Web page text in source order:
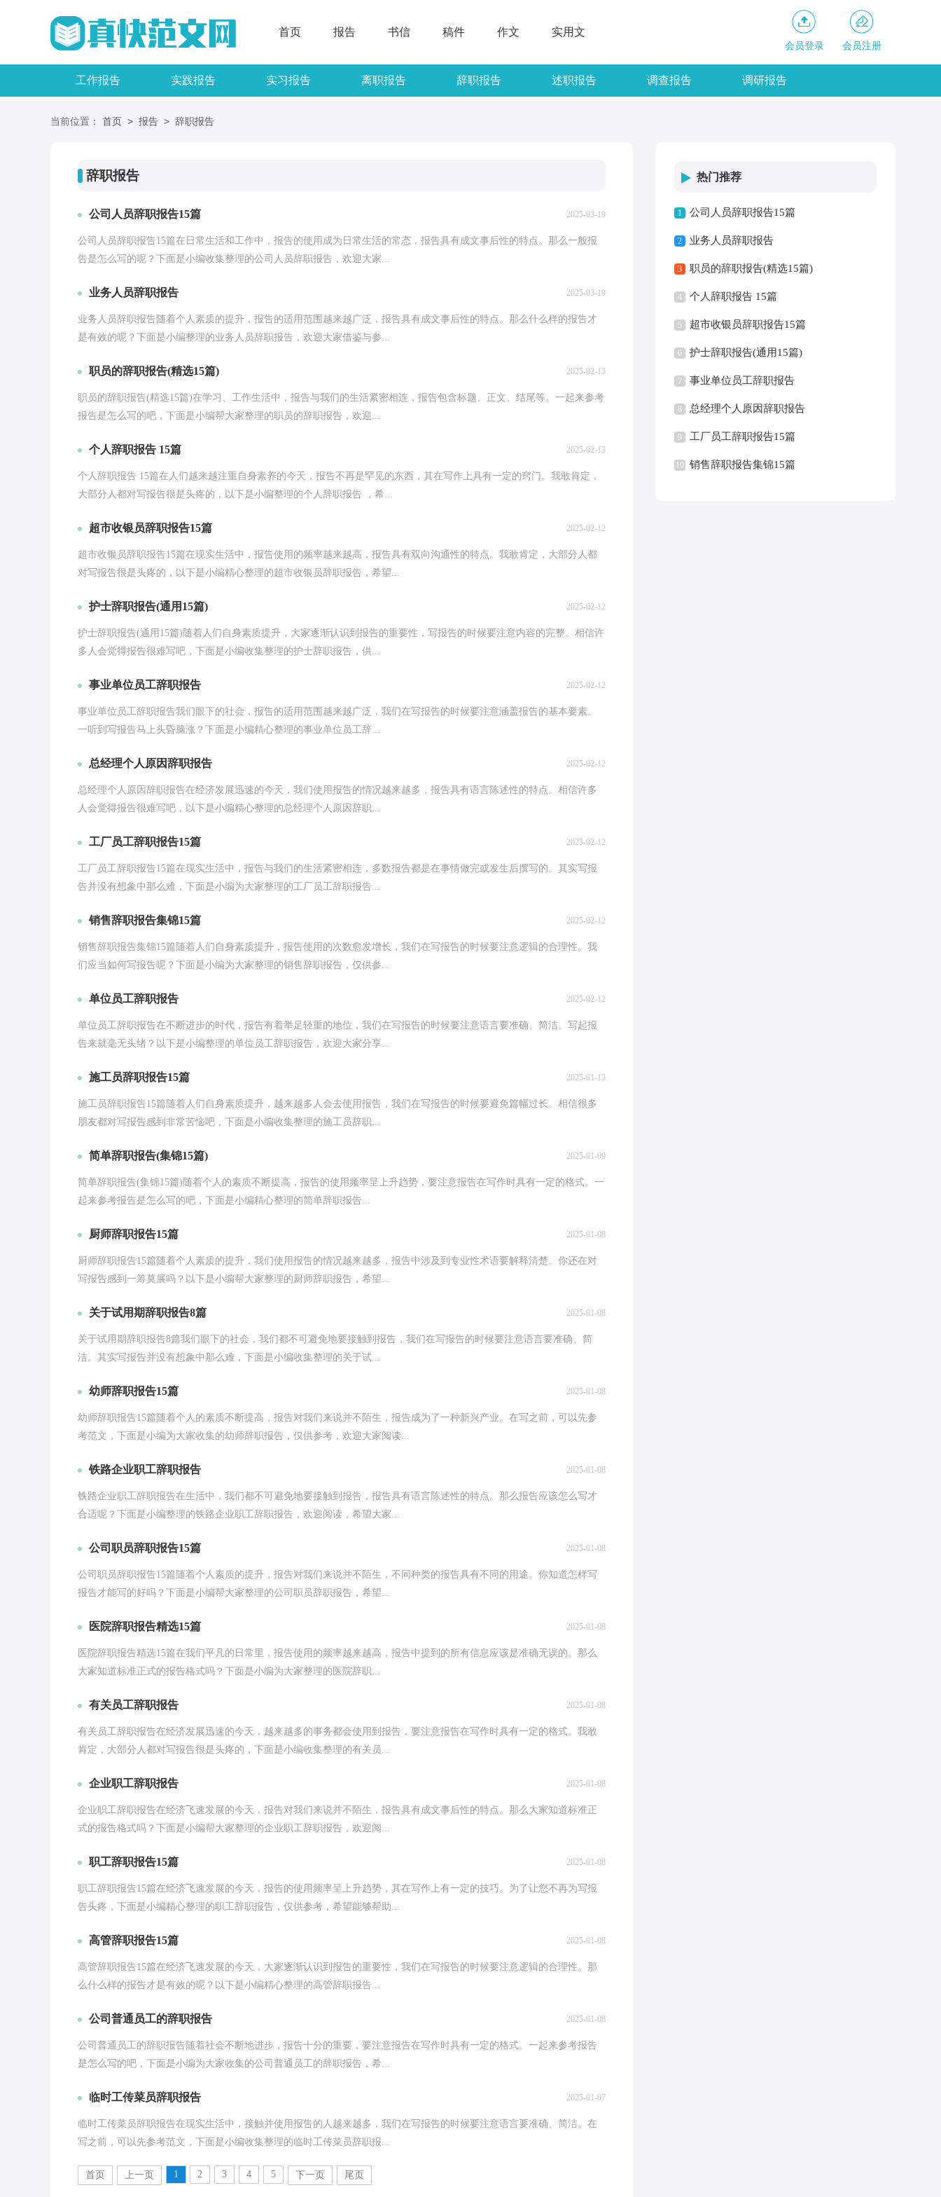
首页 报告 书信 稿件 作文 实用文
会员登录 会员注册
工作报告 实践报告 实习报告 离职报告 辞职报告 述职报告 调查报告 调研报告
当前位置： 首页 > 报告 > 辞职报告
辞职报告
公司人员辞职报告15篇 2025-03-19
公司人员辞职报告15篇在日常生活和工作中，报告的使用成为日常生活的常态，报告具有成文事后性的特点。那么一般报
告是怎么写的呢？下面是小编收集整理的公司人员辞职报告，欢迎大家...
业务人员辞职报告 2025-03-19
业务人员辞职报告随着个人素质的提升，报告的适用范围越来越广泛，报告具有成文事后性的特点。那么什么样的报告才
是有效的呢？下面是小编整理的业务人员辞职报告，欢迎大家借鉴与参...
职员的辞职报告(精选15篇) 2025-02-13
职员的辞职报告(精选15篇)在学习、工作生活中，报告与我们的生活紧密相连，报告包含标题、正文、结尾等。一起来参考
报告是怎么写的吧，下面是小编帮大家整理的职员的辞职报告，欢迎...
个人辞职报告 15篇 2025-02-13
个人辞职报告 15篇在人们越来越注重自身素养的今天，报告不再是罕见的东西，其在写作上具有一定的窍门。我敢肯定，
大部分人都对写报告很是头疼的，以下是小编整理的个人辞职报告 ，希...
超市收银员辞职报告15篇 2025-02-12
超市收银员辞职报告15篇在现实生活中，报告使用的频率越来越高，报告具有双向沟通性的特点。我敢肯定，大部分人都
对写报告很是头疼的，以下是小编精心整理的超市收银员辞职报告，希望...
护士辞职报告(通用15篇) 2025-02-12
护士辞职报告(通用15篇)随着人们自身素质提升，大家逐渐认识到报告的重要性，写报告的时候要注意内容的完整。相信许
多人会觉得报告很难写吧，下面是小编收集整理的护士辞职报告，供...
事业单位员工辞职报告 2025-02-12
事业单位员工辞职报告我们眼下的社会，报告的适用范围越来越广泛，我们在写报告的时候要注意涵盖报告的基本要素。
一听到写报告马上头昏脑涨？下面是小编精心整理的事业单位员工辞...
总经理个人原因辞职报告 2025-02-12
总经理个人原因辞职报告在经济发展迅速的今天，我们使用报告的情况越来越多，报告具有语言陈述性的特点。相信许多
人会觉得报告很难写吧，以下是小编精心整理的总经理个人原因辞职...
工厂员工辞职报告15篇 2025-02-12
工厂员工辞职报告15篇在现实生活中，报告与我们的生活紧密相连，多数报告都是在事情做完或发生后撰写的。其实写报
告并没有想象中那么难，下面是小编为大家整理的工厂员工辞职报告...
销售辞职报告集锦15篇 2025-02-12
销售辞职报告集锦15篇随着人们自身素质提升，报告使用的次数愈发增长，我们在写报告的时候要注意逻辑的合理性。我
们应当如何写报告呢？下面是小编为大家整理的销售辞职报告，仅供参...
单位员工辞职报告 2025-02-12
单位员工辞职报告在不断进步的时代，报告有着举足轻重的地位，我们在写报告的时候要注意语言要准确、简洁。写起报
告来就毫无头绪？以下是小编整理的单位员工辞职报告，欢迎大家分享...
施工员辞职报告15篇 2025-01-13
施工员辞职报告15篇随着人们自身素质提升，越来越多人会去使用报告，我们在写报告的时候要避免篇幅过长。相信很多
朋友都对写报告感到非常苦恼吧，下面是小编收集整理的施工员辞职...
简单辞职报告(集锦15篇) 2025-01-09
简单辞职报告(集锦15篇)随着个人的素质不断提高，报告的使用频率呈上升趋势，要注意报告在写作时具有一定的格式。一
起来参考报告是怎么写的吧，下面是小编精心整理的简单辞职报告...
厨师辞职报告15篇 2025-01-08
厨师辞职报告15篇随着个人素质的提升，我们使用报告的情况越来越多，报告中涉及到专业性术语要解释清楚。你还在对
写报告感到一筹莫展吗？以下是小编帮大家整理的厨师辞职报告，希望...
关于试用期辞职报告8篇 2025-01-08
关于试用期辞职报告8篇我们眼下的社会，我们都不可避免地要接触到报告，我们在写报告的时候要注意语言要准确、简
洁。其实写报告并没有想象中那么难，下面是小编收集整理的关于试...
幼师辞职报告15篇 2025-01-08
幼师辞职报告15篇随着个人的素质不断提高，报告对我们来说并不陌生，报告成为了一种新兴产业。在写之前，可以先参
考范文，下面是小编为大家收集的幼师辞职报告，仅供参考，欢迎大家阅读...
铁路企业职工辞职报告 2025-01-08
铁路企业职工辞职报告在生活中，我们都不可避免地要接触到报告，报告具有语言陈述性的特点。那么报告应该怎么写才
合适呢？下面是小编整理的铁路企业职工辞职报告，欢迎阅读，希望大家...
公司职员辞职报告15篇 2025-01-08
公司职员辞职报告15篇随着个人素质的提升，报告对我们来说并不陌生，不同种类的报告具有不同的用途。你知道怎样写
报告才能写的好吗？下面是小编帮大家整理的公司职员辞职报告，希望...
医院辞职报告精选15篇 2025-01-08
医院辞职报告精选15篇在我们平凡的日常里，报告使用的频率越来越高，报告中提到的所有信息应该是准确无误的。那么
大家知道标准正式的报告格式吗？下面是小编为大家整理的医院辞职...
有关员工辞职报告 2025-01-08
有关员工辞职报告在经济发展迅速的今天，越来越多的事务都会使用到报告，要注意报告在写作时具有一定的格式。我敢
肯定，大部分人都对写报告很是头疼的，下面是小编收集整理的有关员...
企业职工辞职报告 2025-01-08
企业职工辞职报告在经济飞速发展的今天，报告对我们来说并不陌生，报告具有成文事后性的特点。那么大家知道标准正
式的报告格式吗？下面是小编帮大家整理的企业职工辞职报告，欢迎阅...
职工辞职报告15篇 2025-01-08
职工辞职报告15篇在经济飞速发展的今天，报告的使用频率呈上升趋势，其在写作上有一定的技巧。为了让您不再为写报
告头疼，下面是小编精心整理的职工辞职报告，仅供参考，希望能够帮助...
高管辞职报告15篇 2025-01-08
高管辞职报告15篇在经济飞速发展的今天，大家逐渐认识到报告的重要性，我们在写报告的时候要注意逻辑的合理性。那
么什么样的报告才是有效的呢？以下是小编精心整理的高管辞职报告...
公司普通员工的辞职报告 2025-01-08
公司普通员工的辞职报告随着社会不断地进步，报告十分的重要，要注意报告在写作时具有一定的格式。一起来参考报告
是怎么写的吧，下面是小编为大家收集的公司普通员工的辞职报告，希...
临时工传菜员辞职报告 2025-01-07
临时工传菜员辞职报告在现实生活中，接触并使用报告的人越来越多，我们在写报告的时候要注意语言要准确、简洁。在
写之前，可以先参考范文，下面是小编收集整理的临时工传菜员辞职报...
首页 上一页 1 2 3 4 5 下一页 尾页
热门推荐
1 公司人员辞职报告15篇
2 业务人员辞职报告
3 职员的辞职报告(精选15篇)
4 个人辞职报告 15篇
5 超市收银员辞职报告15篇
6 护士辞职报告(通用15篇)
7 事业单位员工辞职报告
8 总经理个人原因辞职报告
9 工厂员工辞职报告15篇
10 销售辞职报告集锦15篇